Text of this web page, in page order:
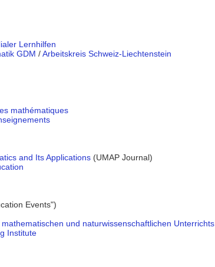
Lernhilfen
GDM /Arbeitskreis Schweiz-Liechtenstein
mathématiques
and Its Applications (UMAP Journal)
Events")
und naturwissenschaftlichen Unterrichts
Institute